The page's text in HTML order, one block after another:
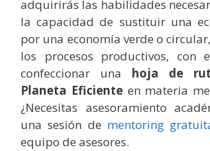
adquirirás las habilidades
la capacidad de sustituir una
por una economía verde o
los procesos productivos, con
confeccionar una hoja de
Planeta Eficiente en materia
¿Necesitas asesoramiento
una sesión de mentoring
equipo de asesores.